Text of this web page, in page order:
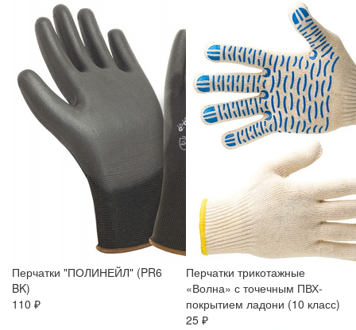
Перчатки "ПОЛИНЕЙЛ" (PR6
BK)
110 ₽
Перчатки трикотажные
«Волна» с точечным ПВХ-
покрытием ладони (10 класс)
25 ₽